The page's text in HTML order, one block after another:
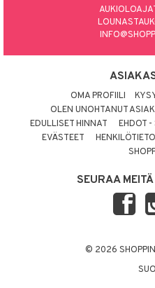
OMA PROFIILI
OLEN UNOHTANUT
EDULLISET HINNAT
EHDOT
EVÄSTEET
SEURAA
© 2026